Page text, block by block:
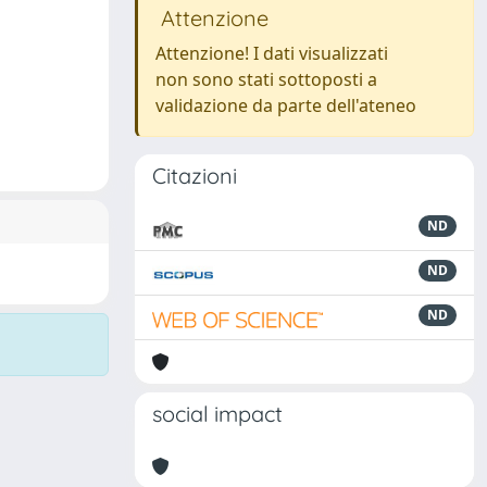
Attenzione
Attenzione! I dati visualizzati
non sono stati sottoposti a
validazione da parte dell'ateneo
Citazioni
ND
ND
ND
social impact